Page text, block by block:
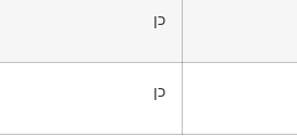
כן
כן